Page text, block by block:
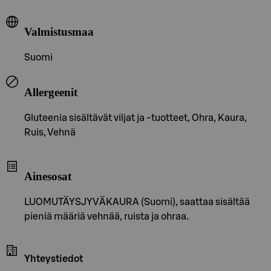
Valmistusmaa
Suomi
Allergeenit
Gluteenia sisältävät viljat ja -tuotteet, Ohra, Kaura,
Ruis, Vehnä
Ainesosat
LUOMUTÄYSJYVÄKAURA (Suomi), saattaa sisältää
pieniä määriä vehnää, ruista ja ohraa.
Yhteystiedot